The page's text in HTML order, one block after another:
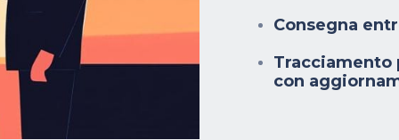
Consegna
Tracciamento
con